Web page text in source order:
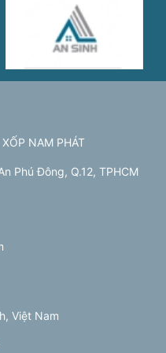
NAM PHÁT
Phú Đông, Q.12, TPHCM
Việt Nam